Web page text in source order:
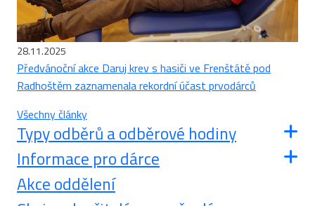
28.11.2025
Předvánoční akce Daruj krev s hasiči ve Frenštátě pod
Radhoštěm zaznamenala rekordní účast prvodárců
Všechny články
Typy odběrů a odběrové hodiny
Informace pro dárce
Akce oddělení